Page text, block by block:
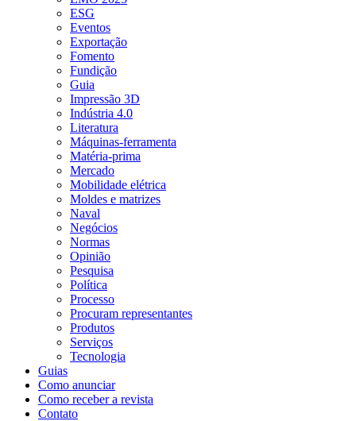
ESG
Eventos
Exportação
Fomento
Fundição
Guia
Impressão 3D
Indústria 4.0
Literatura
Máquinas-ferramenta
Matéria-prima
Mercado
Mobilidade elétrica
Moldes e matrizes
Naval
Negócios
Normas
Opinião
Pesquisa
Política
Processo
Procuram representantes
Produtos
Serviços
Tecnologia
Guias
Como anunciar
Como receber a revista
Contato